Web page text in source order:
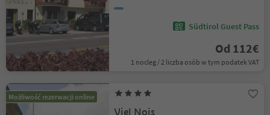
Südtirol Guest Pass
Od 112€
1 nocleg / 2 liczba osób w tym podatek VAT
Możliwość rezerwacji online
Viel Nois